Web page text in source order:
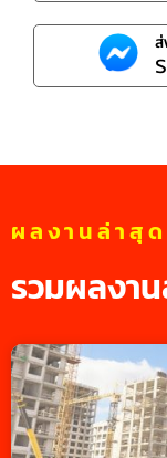
ผลงานล่าสุด
รวมผลงา